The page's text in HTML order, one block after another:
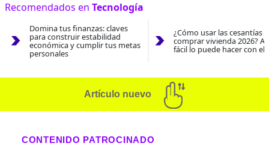
Recomendados en Tecnología
Domina tus finanzas: claves
para construir estabilidad
económica y cumplir tus metas
personales
¿Cómo usar las cesantías
comprar vivienda 2026?
fácil lo puede hacer con el
Artículo nuevo
CONTENIDO PATROCINADO